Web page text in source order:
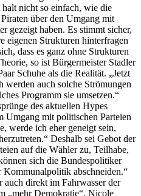
halt nicht so einfach, wie die
über den Umgang mit
gezeigt haben. Es stimmt sicher,
eigenen Strukturen hinterfragen
dass es ganz ohne Strukturen
so ist Bürgermeister Stadler
Schuhe als die Realität. „Jetzt
werden auch solche Strömungen
Programm sie umsetzen.“
des aktuellen Hypes
Umgang mit politischen Parteien
werde ich eher geneigt sein,
Deshalb sei Gebot der
auf die Wähler zu, Teilhabe,
sich die Bundespolitiker
Kommunalpolitik abschneiden.“
direkt im Fahrwasser der
„mehr Demokratie“. Nicole